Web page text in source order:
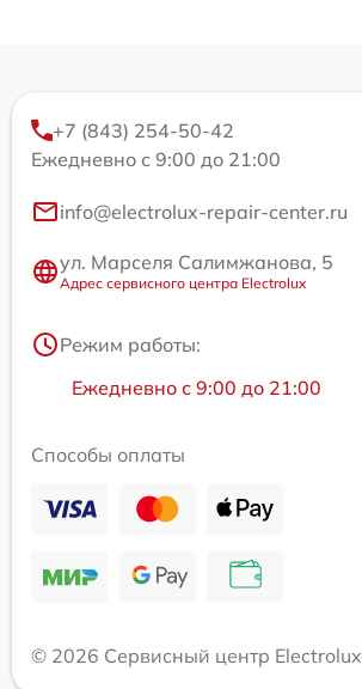
+7 (843) 254-50-42
Ежедневно с 9:00 до 21:00
info@electrolux-repair-center.ru
ул. Марселя Салимжанова, 5
Адрес сервисного центра Electrolux
Режим работы:
Ежедневно с 9:00 до 21:00
Способы оплаты
© 2026 Сервисный центр Electrolux